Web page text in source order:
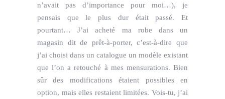
n’avait pas d’importance pour moi…), je
pensais que le plus dur était passé. Et
pourtant… J’ai acheté ma robe dans un
magasin dit de prêt-à-porter, c’est-à-dire que
j’ai choisi dans un catalogue un modèle existant
que l’on a retouché à mes mensurations. Bien
sûr des modifications étaient possibles en
option, mais elles restaient limitées. Vois-tu, j’ai